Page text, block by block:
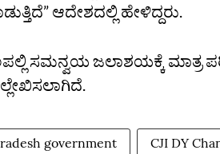
ಆದೇಶದಲ್ಲಿ ಹೇಳಿದ್ದರು.
ಸಮನ್ವಯ ಜಲಾಶಯಕ್ಕೆ ಮಾತ್ರ
government CJI DY